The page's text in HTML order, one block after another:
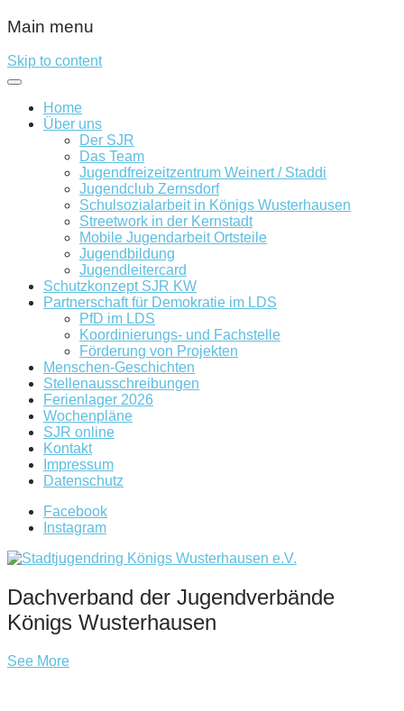
Main menu
Skip to content
Home
Über uns
Der SJR
Das Team
Jugendfreizeitzentrum Weinert / Staddi
Jugendclub Zernsdorf
Schulsozialarbeit in Königs Wusterhausen
Streetwork in der Kernstadt
Mobile Jugendarbeit Ortsteile
Jugendbildung
Jugendleitercard
Schutzkonzept SJR KW
Partnerschaft für Demokratie im LDS
PfD im LDS
Koordinierungs- und Fachstelle
Förderung von Projekten
Menschen-Geschichten
Stellenausschreibungen
Ferienlager 2026
Wochenpläne
SJR online
Kontakt
Impressum
Datenschutz
Facebook
Instagram
Dachverband der Jugendverbände
Königs Wusterhausen
See More